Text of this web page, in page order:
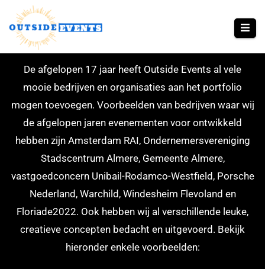
PORTFOLIO
De afgelopen 17 jaar heeft Outside Events al vele
mooie bedrijven en organisaties aan het portfolio
mogen toevoegen. Voorbeelden van bedrijven waar wij
de afgelopen jaren evenementen voor ontwikkeld
hebben zijn Amsterdam RAI, Ondernemersvereniging
Stadscentrum Almere, Gemeente Almere,
vastgoedconcern Unibail-Rodamco-Westfield, Porsche
Nederland, Warchild, Windesheim Flevoland en
Floriade2022. Ook hebben wij al verschillende leuke,
creatieve concepten bedacht en uitgevoerd. Bekijk
hieronder enkele voorbeelden: